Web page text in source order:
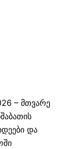
– მთვარე
და